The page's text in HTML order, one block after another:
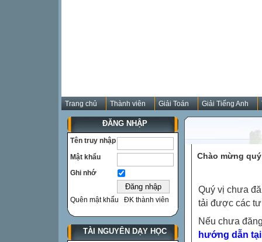
Trang chủ Thành viên Giải Toán Giải Tiếng Anh
ĐĂNG NHẬP
Tên truy nhập
Mật khẩu
Ghi nhớ
Quên mật khẩu ĐK thành viên
TÀI NGUYÊN DẠY HỌC
Chào mừng
Quý vị chưa
tải được các
Nếu chưa
hướng dẫn